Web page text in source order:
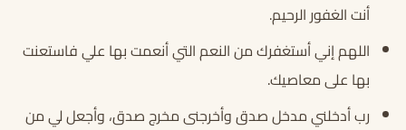
أنت الغفور الرحيم.
اللهم إني أستغفرك من النعم التي أنعمت بها علي فاستعنت
بها على معاصيك.
رب أدخلني مدخل صدق وأخرجنى مخرج صدق، وأجعل لي من